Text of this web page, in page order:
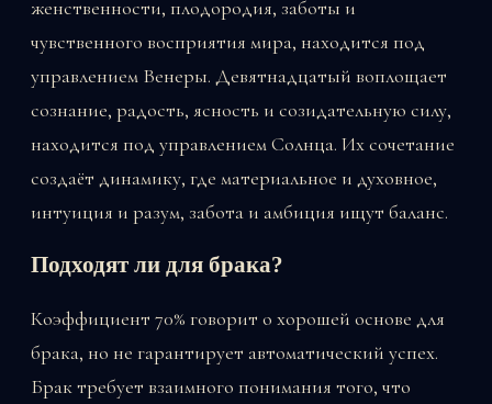
женственности, плодородия, заботы и
чувственного восприятия мира, находится под
управлением Венеры. Девятнадцатый воплощает
сознание, радость, ясность и созидательную силу,
находится под управлением Солнца. Их сочетание
создаёт динамику, где материальное и духовное,
интуиция и разум, забота и амбиция ищут баланс.
Подходят ли для брака?
Коэффициент 70% говорит о хорошей основе для
брака, но не гарантирует автоматический успех.
Брак требует взаимного понимания того, что